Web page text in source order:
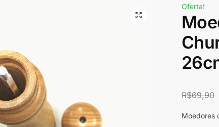
Oferta!
R$69,90
Moedores